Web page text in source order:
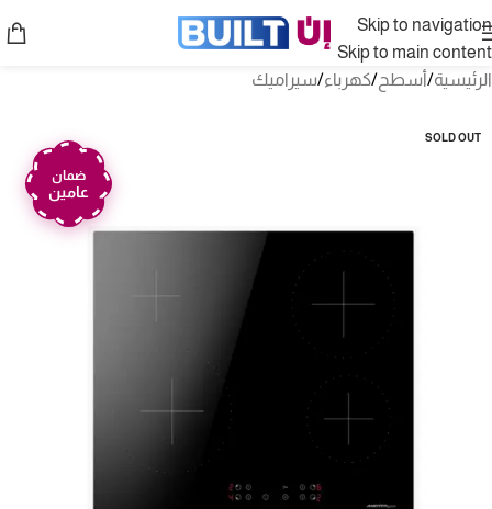
Skip to navigation
Skip to main content
الرئيسية/أسطح/كهرباء/سيراميك
SOLD OUT
ضمان
عامين